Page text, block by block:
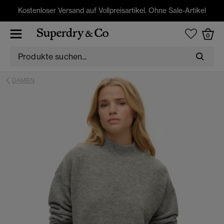
Kostenloser Versand auf Vollpreisartikel. Ohne Sale-Artikel
0
DAMEN